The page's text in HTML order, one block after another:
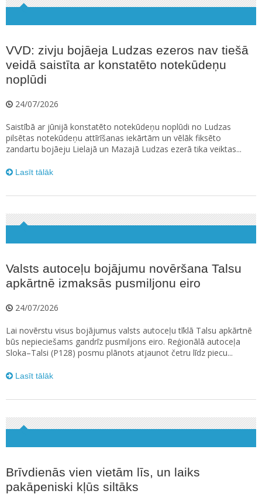
VVD: zivju bojāeja Ludzas ezeros nav tiešā
veidā saistīta ar konstatēto notekūdeņu
noplūdi
24/07/2026
Saistībā ar jūnijā konstatēto notekūdeņu noplūdi no Ludzas
pilsētas notekūdeņu attīrīšanas iekārtām un vēlāk fiksēto
zandartu bojāeju Lielajā un Mazajā Ludzas ezerā tika veiktas...
Lasīt tālāk
Valsts autoceļu bojājumu novēršana Talsu
apkārtnē izmaksās pusmiljonu eiro
24/07/2026
Lai novērstu visus bojājumus valsts autoceļu tīklā Talsu apkārtnē
būs nepieciešams gandrīz pusmiljons eiro. Reģionālā autoceļa
Sloka–Talsi (P128) posmu plānots atjaunot četru līdz piecu...
Lasīt tālāk
Brīvdienās vien vietām līs, un laiks
pakāpeniski kļūs siltāks